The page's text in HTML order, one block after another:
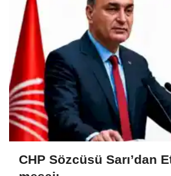
CHP Sözcüsü Sarı’dan